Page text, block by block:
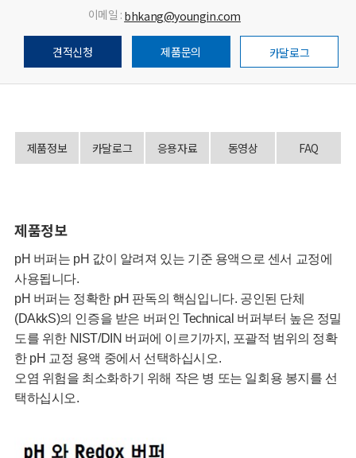
이메일 : bhkang@youngin.com
견적신청 제품문의 카달로그
제품정보 카달로그 응용자료 동영상 FAQ
제품정보
pH 버퍼는 pH 값이 알려져 있는 기준 용액으로 센서 교정에
사용됩니다.
pH 버퍼는 정확한 pH 판독의 핵심입니다. 공인된 단체
(DAkkS)의 인증을 받은 버퍼인 Technical 버퍼부터 높은 정밀
도를 위한 NIST/DIN 버퍼에 이르기까지, 포괄적 범위의 정확
한 pH 교정 용액 중에서 선택하십시오.
오염 위험을 최소화하기 위해 작은 병 또는 일회용 봉지를 선
택하십시오.